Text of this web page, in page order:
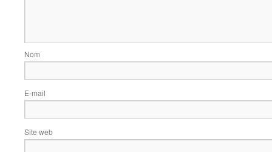
Nom
E-mail
Site web